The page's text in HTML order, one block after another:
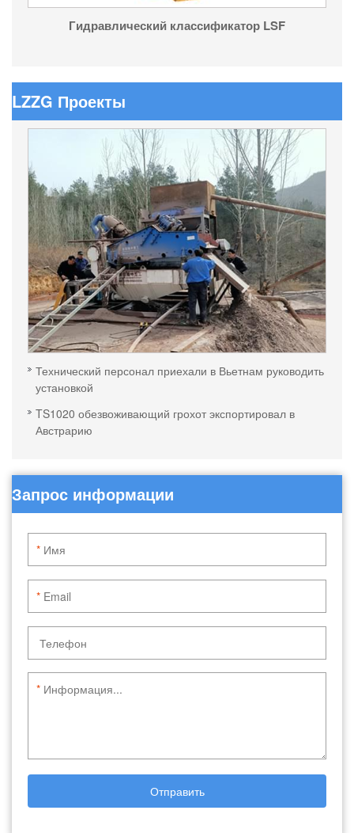
Гидравлический классификатор LSF
LZZG Проекты
Технический персонал приехали в Вьетнам руководить
установкой
TS1020 обезвоживающий грохот экспортировал в
Австрарию
Запрос информации
*
*
*
Отправить